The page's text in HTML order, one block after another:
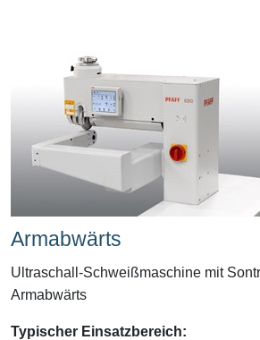
Armabwärts
Ultraschall-Schweißmaschine mit
Armabwärts
Typischer Einsatzbereich: